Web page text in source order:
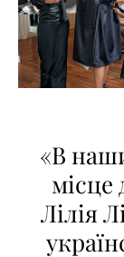
«В
місце
Лілія